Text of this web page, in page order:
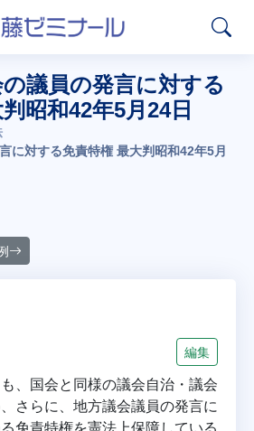
議員の発言に対する
昭和42年5月24日
に対する免責特権 最大判昭和42年5月
編集
、国会と同様の議会自治・議会
さらに、地方議会議員の発言に